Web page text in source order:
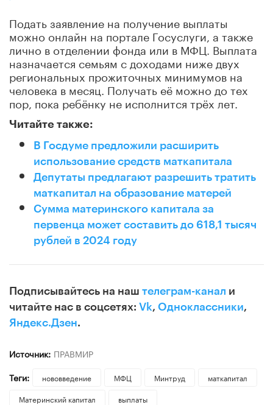
Подать заявление на получение выплаты
можно онлайн на портале Госуслуги, а также
лично в отделении фонда или в МФЦ. Выплата
назначается семьям с доходами ниже двух
региональных прожиточных минимумов на
человека в месяц. Получать её можно до тех
пор, пока ребёнку не исполнится трёх лет.
Читайте также:
В Госдуме предложили расширить
использование средств маткапитала
Депутаты предлагают разрешить тратить
маткапитал на образование матерей
Сумма материнского капитала за
первенца может составить до 618,1 тысяч
рублей в 2024 году
Подписывайтесь на наш телеграм-канал и
читайте нас в соцсетях: Vk, Одноклассники,
Яндекс.Дзен.
Источник: ПРАВМИР
Теги:
нововведение МФЦ Минтруд
маткапитал
Материнский капитал
выплаты